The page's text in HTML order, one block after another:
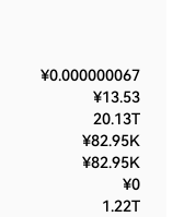
¥0.000000067
¥13.53
20.13T
¥82.95K
¥82.95K
¥0
1.22T